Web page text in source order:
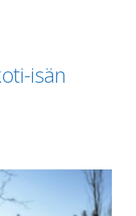
isän